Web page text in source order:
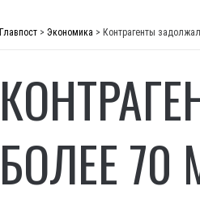
Главпост > Экономика > Контрагенты
БОЛЕЕ